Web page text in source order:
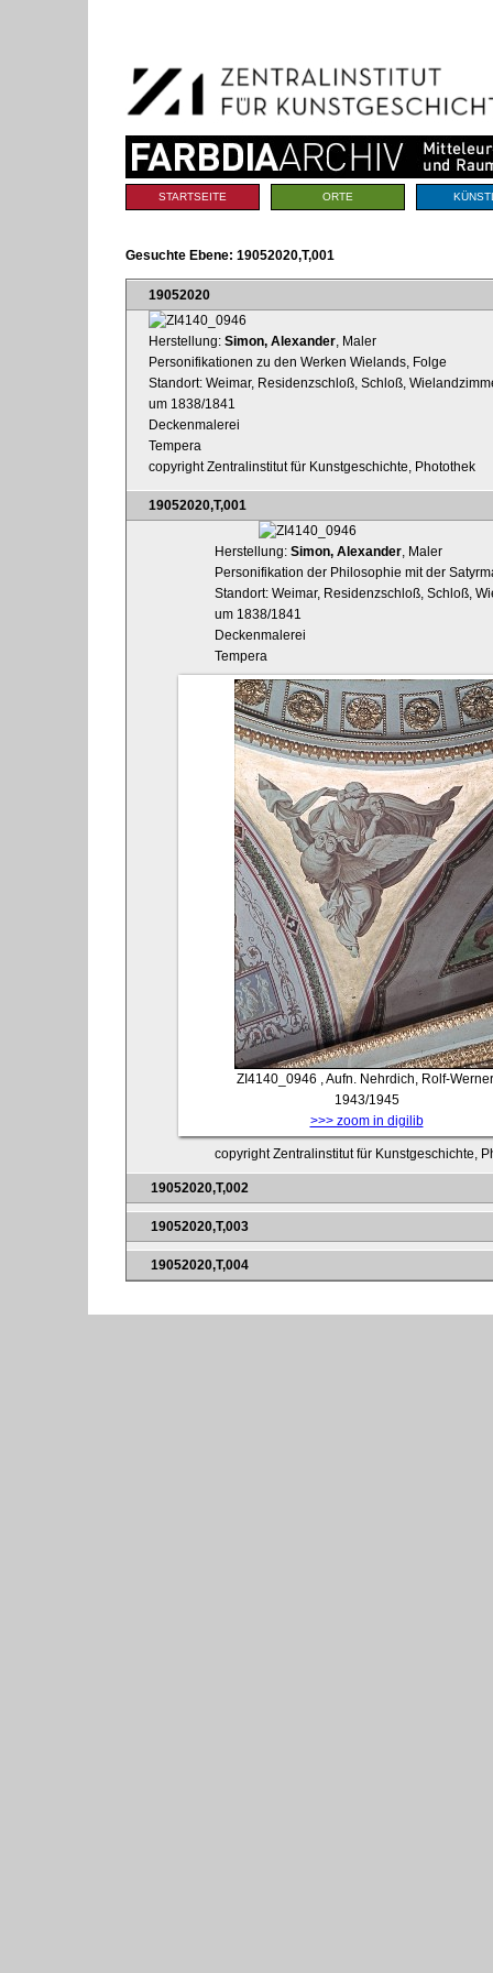
Navigation
Sektionen
STARTSEITE ORTE
Gesuchte Ebene: 19052020,T,001
19052020
Herstellung: Simon, Alexander , Maler
Personifikationen zu den Werken Wielands, Folge
Standort: Weimar, Residenzschloß, Schloß,
um 1838/1841
Deckenmalerei
Tempera
copyright Zentralinstitut für Kunstgeschichte, Photothek
19052020,T,001
Herstellung: Simon, Alexander, Maler
Personifikation der Philosophie mit der
Standort: Weimar, Residenzschloß, Schloß,
um 1838/1841
Deckenmalerei
Tempera
ZI4140_0946 , Aufn. Nehrdich, Rolf-
1943/1945
>>> zoom in digilib
copyright Zentralinstitut für Kunstgeschichte,
19052020,T,002
19052020,T,003
19052020,T,004